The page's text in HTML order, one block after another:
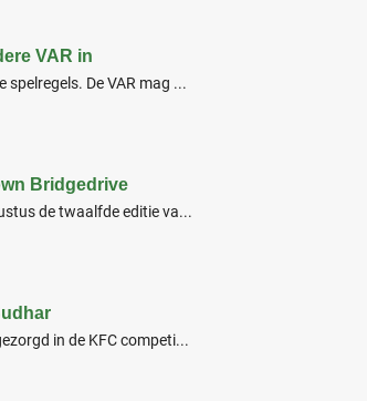
VAR in
De VAR mag ...
Bridgedrive
de twaalfde editie va...
in de KFC competi...